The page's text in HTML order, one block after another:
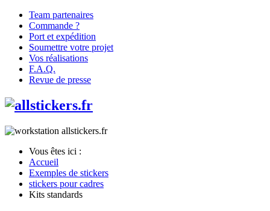
Team partenaires
Commande ?
Port et expédition
Soumettre votre projet
Vos réalisations
F.A.Q.
Revue de presse
Vous êtes ici :
Accueil
Exemples de stickers
stickers pour cadres
Kits standards